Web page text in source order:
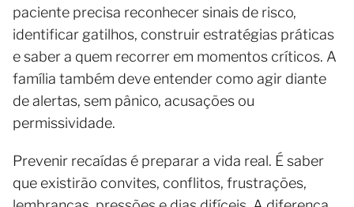
paciente precisa reconhecer sinais de risco,
identificar gatilhos, construir estratégias práticas
e saber a quem recorrer em momentos críticos. A
família também deve entender como agir diante
de alertas, sem pânico, acusações ou
permissividade.
Prevenir recaídas é preparar a vida real. É saber
que existirão convites, conflitos, frustrações,